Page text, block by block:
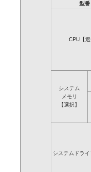
型番
CPU【選
システム
メモリ
【選択】
システムドライ